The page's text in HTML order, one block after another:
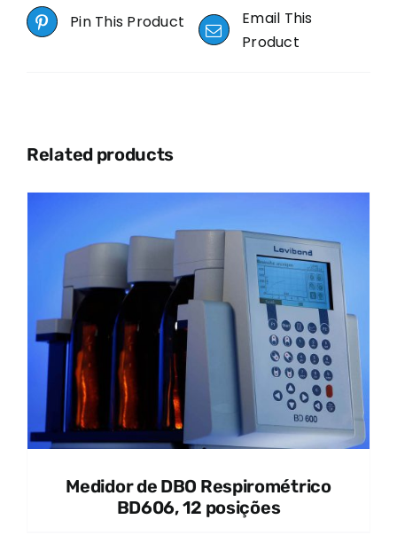
Pin This Product
Email This
Product
Related products
Medidor de DBO Respirométrico
BD606, 12 posições